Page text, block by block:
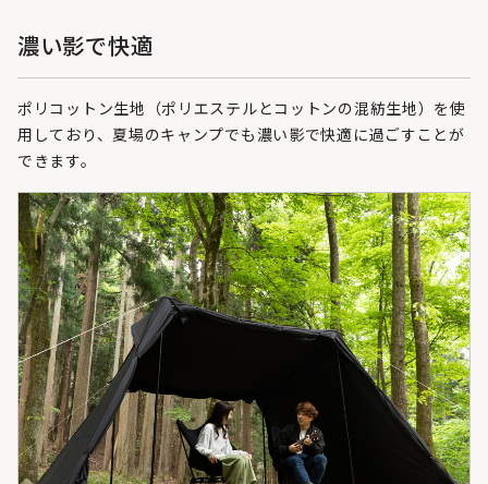
濃い影で快適
ポリコットン生地（ポリエステルとコットンの混紡生地）を使
用しており、夏場のキャンプでも濃い影で快適に過ごすことが
できます。